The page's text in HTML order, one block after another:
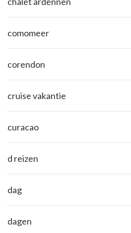
comomeer
corendon
cruise vakantie
curacao
d reizen
dag
dagen